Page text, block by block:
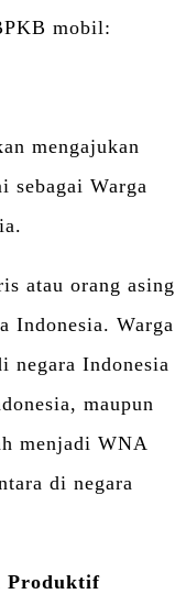
mobil:
mengajukan
sebagai Warga
atau orang asing
Indonesia. Warga
negara Indonesia
maupun
menjadi WNA
di negara
Produktif